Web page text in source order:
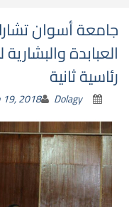
جامعة أسوان
العبابدة
رئاسية ثانية
19, 2018 Dolagy